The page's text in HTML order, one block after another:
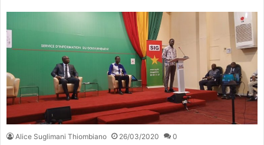
Alice Suglimani Thiombiano 26/03/2020 0